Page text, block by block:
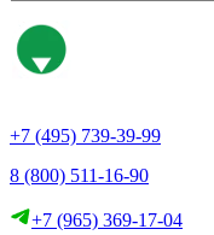
+7 (495) 739-39-99
8 (800) 511-16-90
+7 (965) 369-17-04